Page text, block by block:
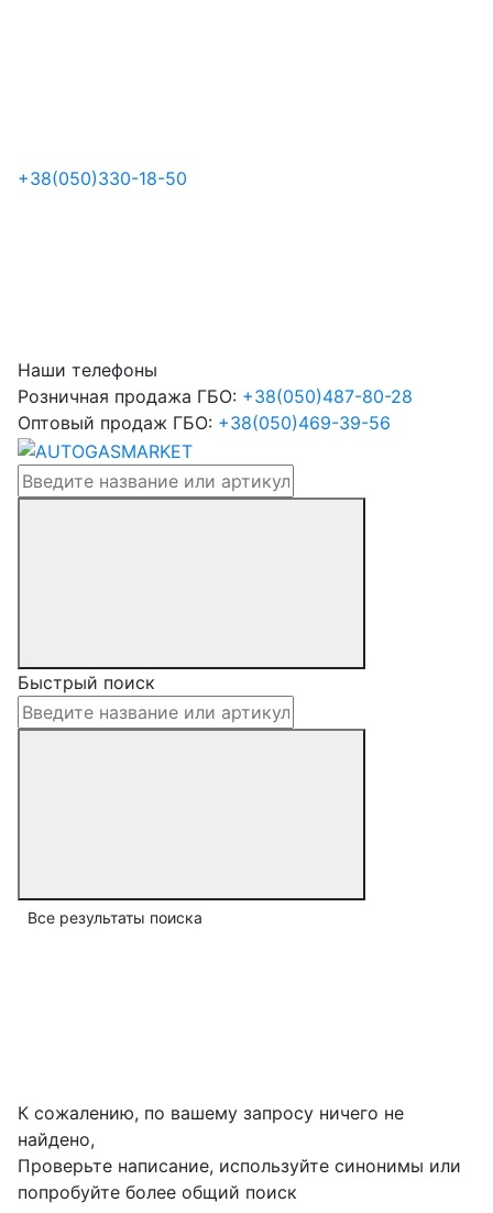
+38(050)330-18-50
Наши телефоны
Розничная продажа ГБО: +38(050)487-80-28
Оптовый продаж ГБО: +38(050)469-39-56
Быстрый поиск
Все результаты поиска
К сожалению, по вашему запросу ничего не
найдено,
Проверьте написание, используйте синонимы или
попробуйте более общий поиск